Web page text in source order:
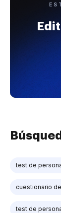
test de
cuestionario
test de